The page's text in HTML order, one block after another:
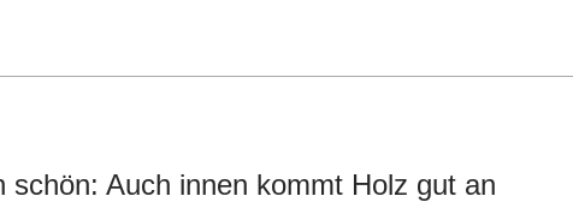
schön: Auch innen kommt Holz gut an